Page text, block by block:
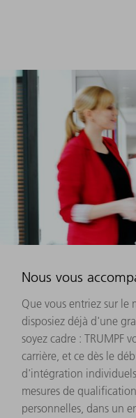
Nous vous
Que vous entriez sur le
disposiez déjà d'une
soyez cadre : TRUMPF
carrière, et ce dès le
d'intégration
mesures de
personnelles, dans un